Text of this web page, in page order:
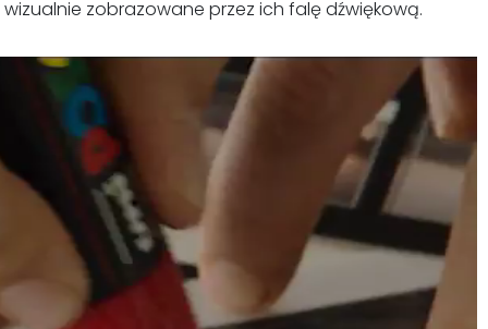
zobrazowane przez ich falę dźwiękową.